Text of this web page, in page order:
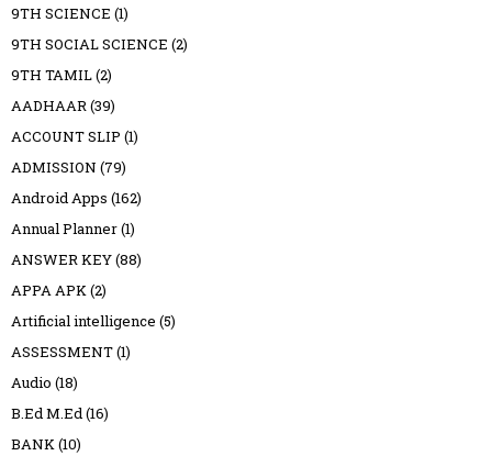
9TH SCIENCE (1)
9TH SOCIAL SCIENCE (2)
9TH TAMIL(2)
AADHAAR(39)
ACCOUNT SLIP (1)
ADMISSION (79)
Android Apps (162)
Annual Planner(1)
ANSWER KEY(88)
APPA APK(2)
Artificial intelligence (5)
ASSESSMENT(1)
Audio (18)
B.Ed M.Ed(16)
BANK(10)